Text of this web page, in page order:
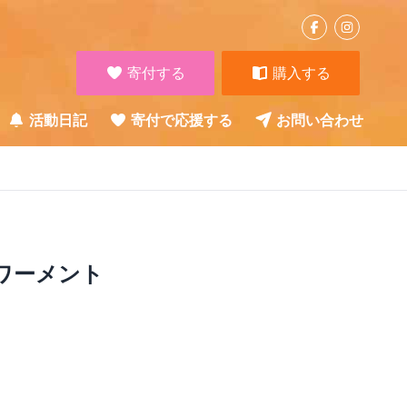
寄付する 購入する
活動日記 寄付で応援する お問い合わせ
ーメント